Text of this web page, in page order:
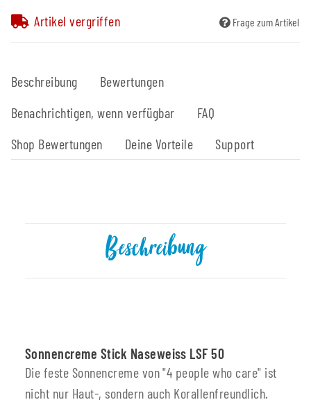
Artikel vergriffen Frage zum Artikel
Beschreibung
Bewertungen
Benachrichtigen, wenn verfügbar
FAQ
Shop Bewertungen
Deine Vorteile Support
Beschreibung
Sonnencreme Stick Naseweiss LSF 50
Die feste Sonnencreme von "4 people who care" ist
nicht nur Haut-, sondern auch Korallenfreundlich.